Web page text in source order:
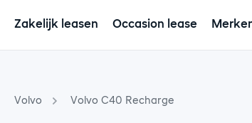
Zakelijk leasen Occasion lease
Volvo Volvo C40 Recharge